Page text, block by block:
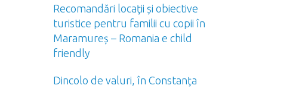
Recomandări locaţii și obiective
turistice pentru familii cu copii în
Maramureș – Romania e child
friendly
Dincolo de valuri, în Constanţa